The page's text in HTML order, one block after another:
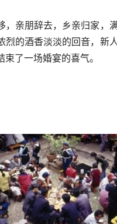
，亲朋辞去，乡亲归家，
烈的酒香淡淡的回音，新
了一场婚宴的喜气。